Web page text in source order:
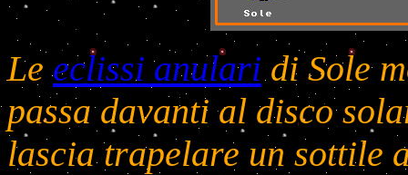
Leeclissi anulari di Sole
passa davanti al disco
lascia trapelare un sottile